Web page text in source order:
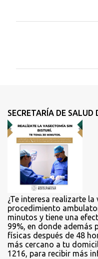
t
a
r
o
SECRETARÍA DE
¿Te interesa realizarte la
procedimiento
minutos y tiene una
99%, en donde además
físicas después de 48
más cercano a tu
1216, para recibir más